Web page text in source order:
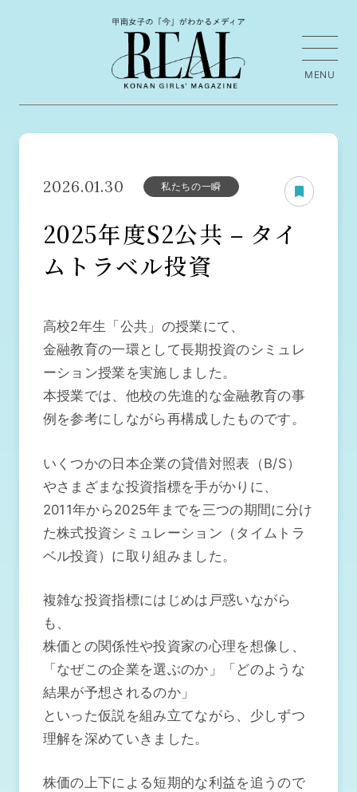
2026.01.30 私たちの一瞬
2025年度S2公共 – タイ
ムトラベル投資
高校2年生「公共」の授業にて、
金融教育の一環として長期投資のシミュレ
ーション授業を実施しました。
本授業では、他校の先進的な金融教育の事
例を参考にしながら再構成したものです。
いくつかの日本企業の貸借対照表（B/S）
やさまざまな投資指標を手がかりに、
2011年から2025年までを三つの期間に分け
た株式投資シミュレーション（タイムトラ
ベル投資）に取り組みました。
複雑な投資指標にはじめは戸惑いながら
も、
株価との関係性や投資家の心理を想像し、
「なぜこの企業を選ぶのか」「どのような
結果が予想されるのか」
といった仮説を組み立てながら、少しずつ
理解を深めていきました。
株価の上下による短期的な利益を追うので